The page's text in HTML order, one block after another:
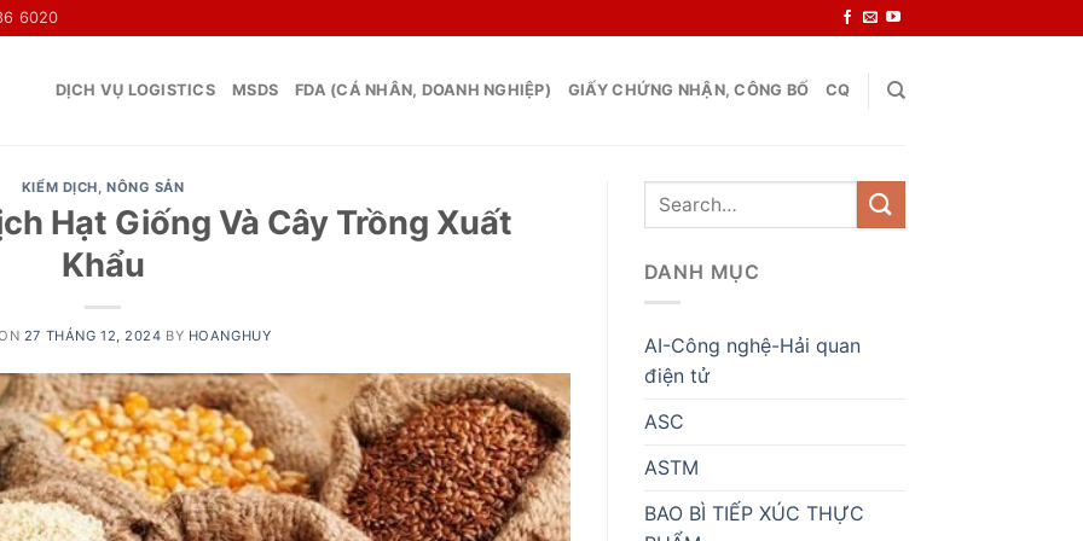
6020
DỊCH VỤ LOGISTICS MSDS FDA (CÁ NHÂN, DOANH NGHIỆP) GIẤY CHỨNG NHẬN, CÔNG BỐ CQ
KIỂM DỊCH,NÔNG SẢN
Hạt Giống Và Cây Trồng Xuất
Khẩu
27 THÁNG 12, 2024 BY HOANGHUY
DANH MỤC
AI-Công nghệ-Hải quan
điện tử
ASC
ASTM
BAO BÌ TIẾP XÚC THỰC